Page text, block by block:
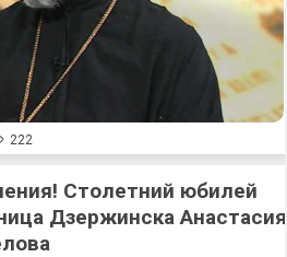
222
Столетний юбилей
Дзержинска Анастасия